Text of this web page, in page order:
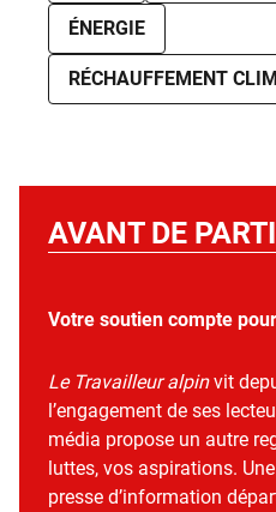
ÉNERGIE
RÉCHAUFFEMENT
AVANT DE
Votre soutien compte
Le Travailleur alpinvit
l’engagement de ses
média propose un autre
luttes, vos aspirations.
presse d’information